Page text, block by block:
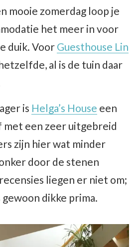
mooie zomerdag loop je
het meer in voor
duik. Voor Guesthouse Lin
al is de tuin daar
is Helga’s House een
een zeer uitgebreid
zijn hier wat minder
door de stenen
liegen er niet om;
gewoon dikke prima.